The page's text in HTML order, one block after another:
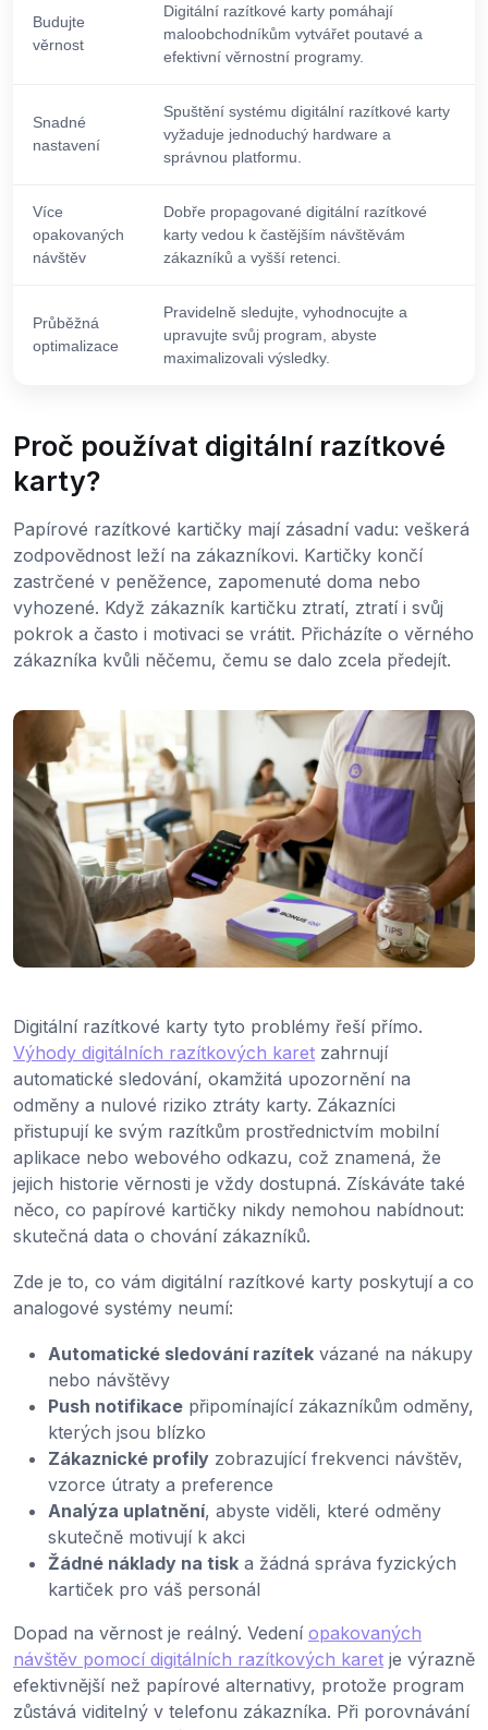
Budujte
věrnost
Digitální razítkové karty pomáhají
maloobchodníkům vytvářet poutavé a
efektivní věrnostní programy.
Snadné
nastavení
Spuštění systému digitální razítkové karty
vyžaduje jednoduchý hardware a
správnou platformu.
Více
opakovaných
návštěv
Dobře propagované digitální razítkové
karty vedou k častějším návštěvám
zákazníků a vyšší retenci.
Průběžná
optimalizace
Pravidelně sledujte, vyhodnocujte a
upravujte svůj program, abyste
maximalizovali výsledky.
Proč používat digitální razítkové
karty?
Papírové razítkové kartičky mají zásadní vadu: veškerá
zodpovědnost leží na zákazníkovi. Kartičky končí
zastrčené v peněžence, zapomenuté doma nebo
vyhozené. Když zákazník kartičku ztratí, ztratí i svůj
pokrok a často i motivaci se vrátit. Přicházíte o věrného
zákazníka kvůli něčemu, čemu se dalo zcela předejít.
Digitální razítkové karty tyto problémy řeší přímo.
Výhody digitálních razítkových karet zahrnují
automatické sledování, okamžitá upozornění na
odměny a nulové riziko ztráty karty. Zákazníci
přistupují ke svým razítkům prostřednictvím mobilní
aplikace nebo webového odkazu, což znamená, že
jejich historie věrnosti je vždy dostupná. Získáváte také
něco, co papírové kartičky nikdy nemohou nabídnout:
skutečná data o chování zákazníků.
Zde je to, co vám digitální razítkové karty poskytují a co
analogové systémy neumí:
Automatické sledování razítek vázané na nákupy
nebo návštěvy
Push notifikace připomínající zákazníkům odměny,
kterých jsou blízko
Zákaznické profily zobrazující frekvenci návštěv,
vzorce útraty a preference
Analýza uplatnění, abyste viděli, které odměny
skutečně motivují k akci
Žádné náklady na tisk a žádná správa fyzických
kartiček pro váš personál
Dopad na věrnost je reálný. Vedení opakovaných
návštěv pomocí digitálních razítkových karet je výrazně
efektivnější než papírové alternativy, protože program
zůstává viditelný v telefonu zákazníka. Při porovnávání